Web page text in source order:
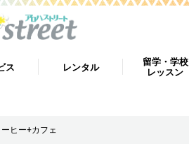
ス レンタル
留学・学校
レッスン
ヒー+カフェ